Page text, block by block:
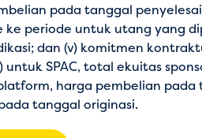
pada tanggal
periode untuk utang yang
dan (v) komitmen
SPAC, total ekuitas
harga pembelian pada
tanggal originasi.